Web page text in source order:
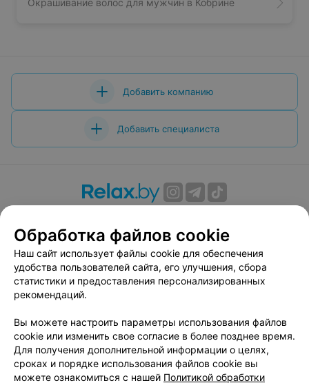
Окрашивание волос для мужчин в Кобрине
Добавить компанию
Добавить специалиста
Вакансии
Публичный договор
Способы оплаты
Публичный договор по использованию сервиса
«Афиша»
Пользовательское соглашение
Связаться по вопросам сотрудничества
Написать руководителю relax.by
Персональные настройки cookie
Обработка файлов cookie
Наш сайт использует файлы cookie для обеспечения
удобства пользователей сайта, его улучшения, сбора
статистики и предоставления персонализированных
рекомендаций.
Вы можете настроить параметры использования файлов
cookie или изменить свое согласие в более позднее время.
Для получения дополнительной информации о целях,
сроках и порядке использования файлов cookie вы
можете ознакомиться с нашей Политикой обработки